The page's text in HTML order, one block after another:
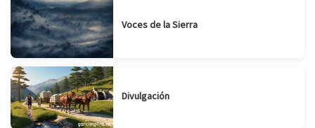
Voces de la Sierra
Divulgación